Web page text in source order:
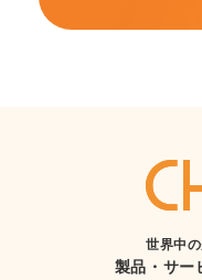
世界中
製品・サー